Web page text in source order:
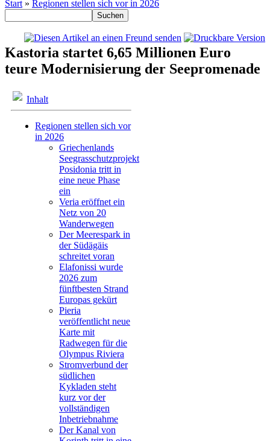
Start » Regionen stellen sich vor in 2026
Kastoria startet 6,65 Millionen Euro
teure Modernisierung der Seepromenade
Inhalt
Regionen stellen sich vor
in 2026
Griechenlands
Seegrasschutzprojekt
Posidonia tritt in
eine neue Phase
ein
Veria eröffnet ein
Netz von 20
Wanderwegen
Der Meerespark in
der Südägäis
schreitet voran
Elafonissi wurde
2026 zum
fünftbesten Strand
Europas gekürt
Pieria
veröffentlicht neue
Karte mit
Radwegen für die
Olympus Riviera
Stromverbund der
südlichen
Kykladen steht
kurz vor der
vollständigen
Inbetriebnahme
Der Kanal von